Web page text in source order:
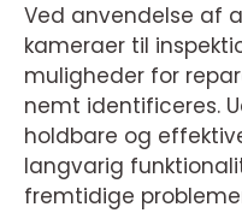
Ved anvendelse af
kameraer til
muligheder for
nemt identificeres.
holdbare og
langvarig
fremtidige